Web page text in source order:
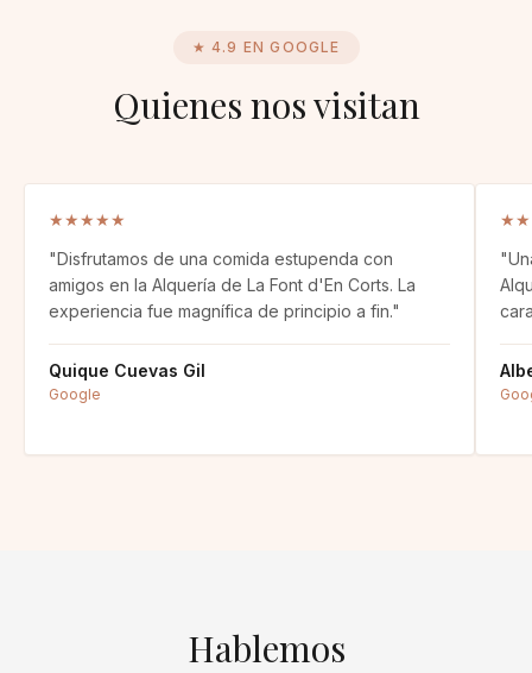
★ 4.9 EN GOOGLE
Quienes nos visitan
★★★★★
"Disfrutamos de una comida estupenda con
amigos en la Alquería de La Font d'En Corts. La
experiencia fue magnífica de principio a fin."
Quique Cuevas Gil
Google
★★
"
Hablemos